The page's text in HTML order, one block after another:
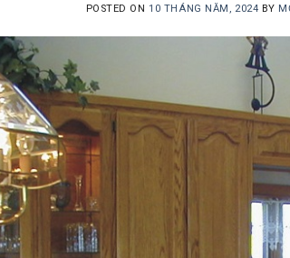
POSTED ON10 THÁNG NĂM, 2024 BY